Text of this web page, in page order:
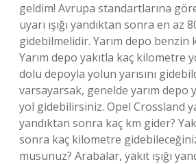
geldim! Avrupa standartlarına
uyarı ışığı yandıktan sonra en az
gidebilmelidir. Yarım depo benzin
Yarım depo yakıtla kaç kilometre
dolu depoyla yolun yarısını
varsayarsak, genelde yarım depo
yol gidebilirsiniz. Opel Crossland
yandıktan sonra kaç km gider?
sonra kaç kilometre
musunuz? Arabalar, yakıt ışığı